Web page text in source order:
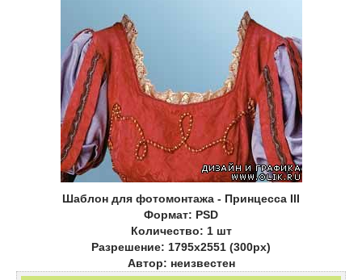
Шаблон для фотомонтажа - Принцесса III
Формат: PSD
Количество: 1 шт
Разрешение: 1795x2551 (300px)
Автор: неизвестен